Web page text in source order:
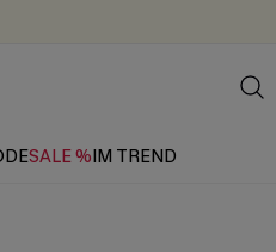
SALE %IM TREND